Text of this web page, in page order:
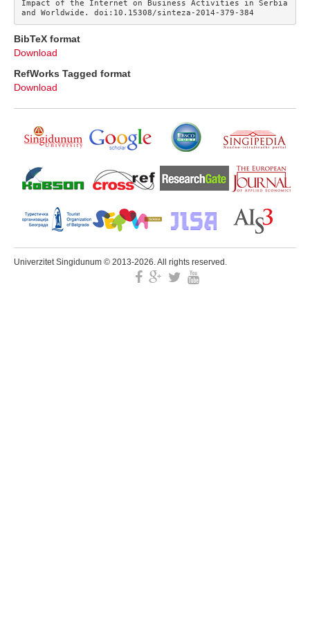
Impact of the Internet on Business Activities in Serbia
and Worldwide. doi:10.15308/sinteza-2014-379-384
BibTeX format
Download
RefWorks Tagged format
Download
Univerzitet Singidunum © 2013-2026. All rights reserved.